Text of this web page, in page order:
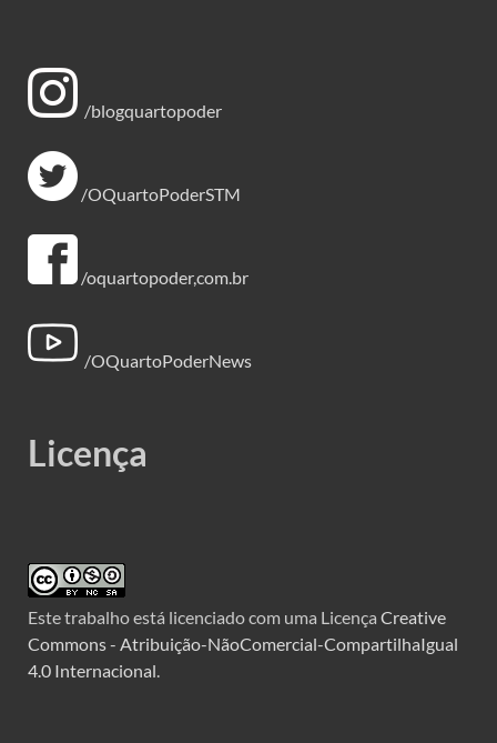
/blogquartopoder
/OQuartoPoderSTM
/oquartopoder,com.br
/OQuartoPoderNews
Licença
Este trabalho está licenciado com uma Licença Creative
Commons - Atribuição-NãoComercial-CompartilhaIgual
4.0 Internacional